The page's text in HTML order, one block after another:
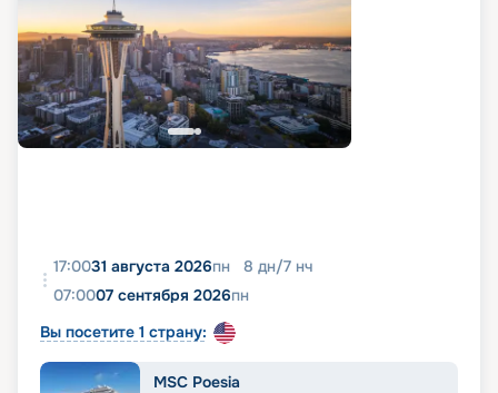
17:0031 августа 2026пн 8 дн/7 нч
07:0007 сентября 2026пн
Вы посетите 1 страну:
MSC Poesia